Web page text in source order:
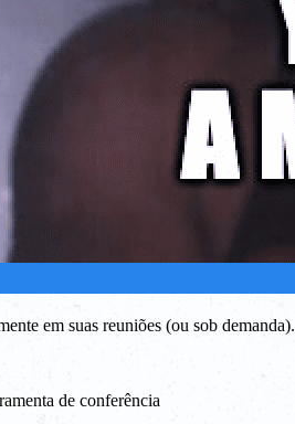
em suas reuniões (ou sob demanda).
de conferência